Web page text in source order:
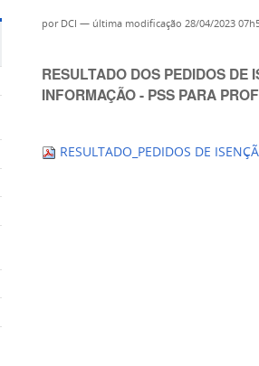
por DCI — última modificação 28/04/2023
RESULTADO DOS PEDIDOS DE
INFORMAÇÃO - PSS PARA
RESULTADO_PEDIDOS DE